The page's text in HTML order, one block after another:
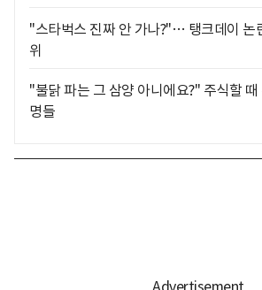
"스타벅스 진짜 안 가나?"… 탱크데이 논
위
"불닭 파는 그 삼양 아니에요?" 주식할
명들